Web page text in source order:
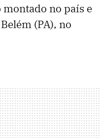
montado no país e
(PA), no